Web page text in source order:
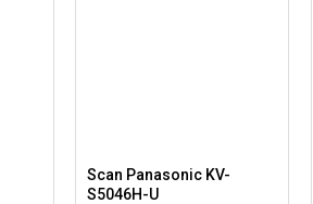
Scan Panasonic KV-
S5046H-U